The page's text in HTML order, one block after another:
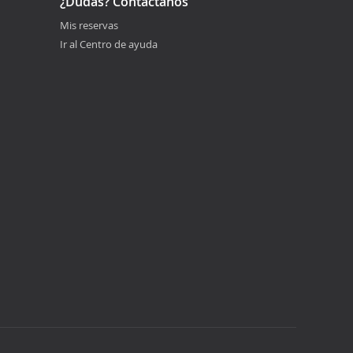
Mis reservas
Ir al Centro de ayuda